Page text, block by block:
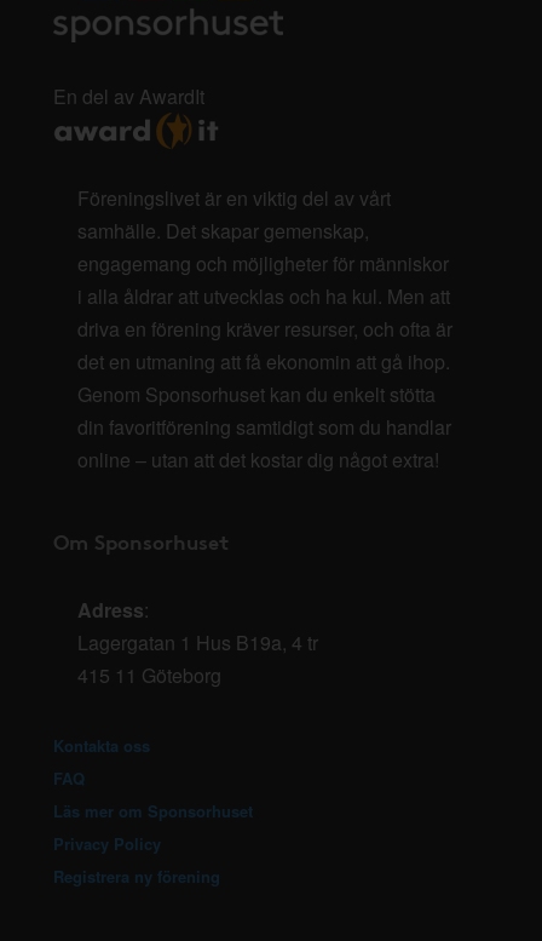
En del av AwardIt
Föreningslivet är en viktig del av vårt
samhälle. Det skapar gemenskap,
engagemang och möjligheter för människor
i alla åldrar att utvecklas och ha kul. Men att
driva en förening kräver resurser, och ofta är
det en utmaning att få ekonomin att gå ihop.
Genom Sponsorhuset kan du enkelt stötta
din favoritförening samtidigt som du handlar
online – utan att det kostar dig något extra!
Om Sponsorhuset
Adress:
Lagergatan 1 Hus B19a, 4 tr
415 11 Göteborg
Kontakta oss
FAQ
Läs mer om Sponsorhuset
Privacy Policy
Registrera ny förening